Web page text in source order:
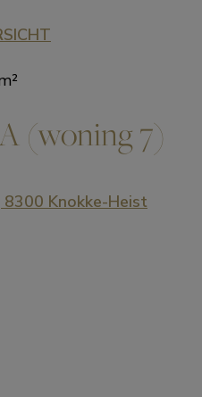
(woning 7)
Knokke-Heist